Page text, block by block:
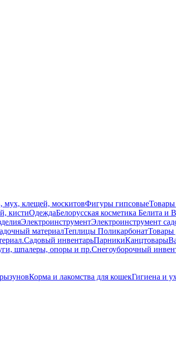
мух, клещей, москитовФигуры гипсовыеТовары
кистиОдеждаБелорусская косметика Белита и
ЭлектроинструментЭлектроинструмент
материалТеплицы ПоликарбонатТовары
Садовый инвентарьПарникиКанцтовары
шпалеры, опоры и пр.Снегоуборочный
Корма и лакомства для кошекГигиена и